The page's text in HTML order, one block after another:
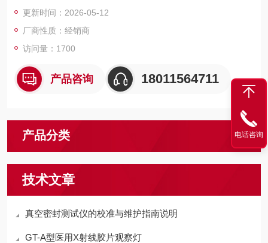
更新时间：2026-05-12
厂商性质：经销商
访问量：1700
产品咨询 18011564711
产品分类
技术文章
真空密封测试仪的校准与维护指南说明
GT-A型医用X射线胶片观察灯
电话咨询